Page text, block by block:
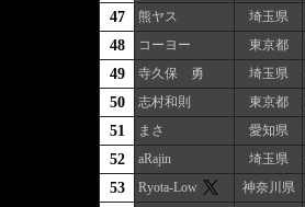
47 熊ヤス 埼玉県
48 コーヨー 東京都
49 寺久保 勇 埼玉県
50 志村和則 東京都
51 まさ 愛知県
52 aRajin 埼玉県
53 Ryota-Low 神奈川県